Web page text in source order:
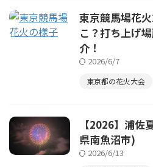
東京競馬場花
こ？打ち上げ
介！
2026/6/7
東京都の花火大会
【2026】浦佐
県南魚沼市)
2026/6/13